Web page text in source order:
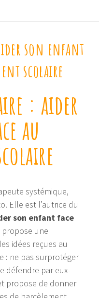
son enfant
scolaire
: aider
au
systémique,
Elle est l’autrice du
son enfant face
propose une
idées reçues au
: ne pas surprotéger
défendre par eux-
propose de donner